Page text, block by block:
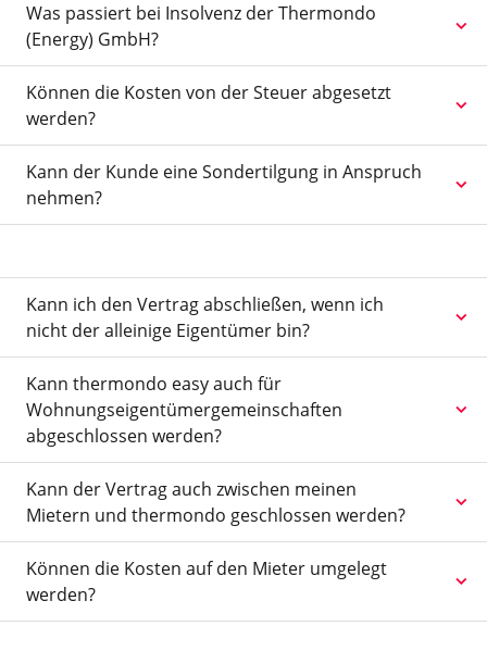
Was passiert bei Insolvenz der Thermondo
(Energy) GmbH?
Können die Kosten von der Steuer abgesetzt
werden?
Kann der Kunde eine Sondertilgung in Anspruch
nehmen?
Kann ich den Vertrag abschließen, wenn ich
nicht der alleinige Eigentümer bin?
Kann thermondo easy auch für
Wohnungseigentümergemeinschaften
abgeschlossen werden?
Kann der Vertrag auch zwischen meinen
Mietern und thermondo geschlossen werden?
Können die Kosten auf den Mieter umgelegt
werden?